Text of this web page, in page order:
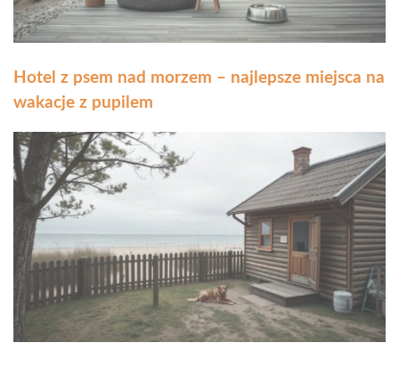
Hotel z psem nad morzem – najlepsze miejsca na
wakacje z pupilem